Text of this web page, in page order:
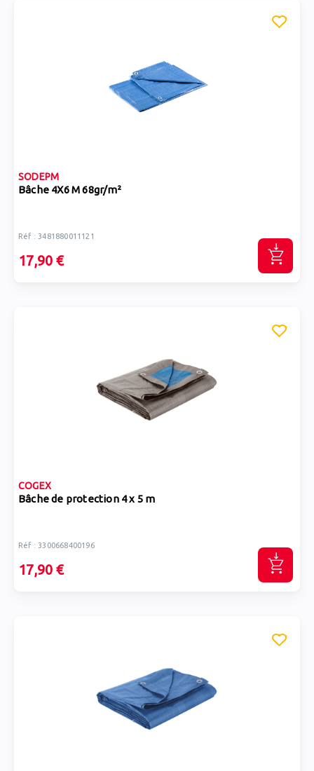
SODEPM
Bâche 4X6 M 68gr/m²
Réf : 3481880011121
17,90 €
COGEX
Bâche de protection 4 x 5 m
Réf : 3300668400196
17,90 €